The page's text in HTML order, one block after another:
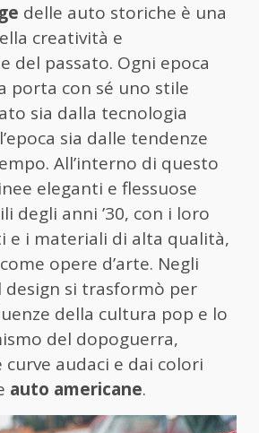
delle auto storiche è una
creatività e
del passato. Ogni epoca
porta con sé uno stile
sia dalla tecnologia
sia dalle tendenze
All’interno di questo
eleganti e flessuose
degli anni ’30, con i loro
e i materiali di alta qualità,
opere d’arte. Negli
design si trasformò per
della cultura pop e lo
del dopoguerra,
audaci e dai colori
auto americane.